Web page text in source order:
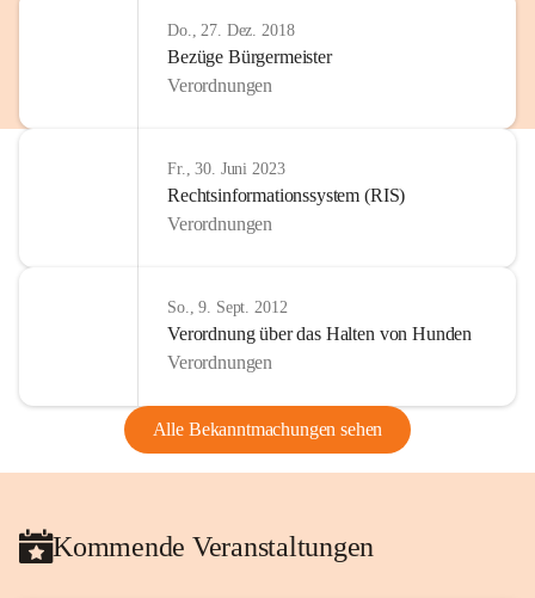
Do., 27. Dez. 2018
Bezüge Bürgermeister
Verordnungen
Fr., 30. Juni 2023
Rechtsinformationssystem (RIS)
Verordnungen
So., 9. Sept. 2012
Verordnung über das Halten von Hunden
Verordnungen
Alle Bekanntmachungen sehen
Kommende Veranstaltungen